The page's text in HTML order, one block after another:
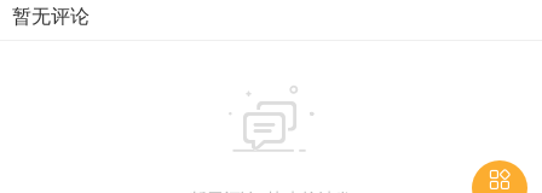
暂无评论

